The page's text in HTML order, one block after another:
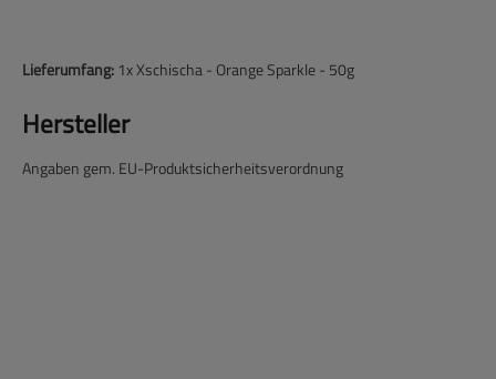
Lieferumfang: 1x Xschischa - Orange Sparkle - 50g
Hersteller
Angaben gem. EU-Produktsicherheitsverordnung